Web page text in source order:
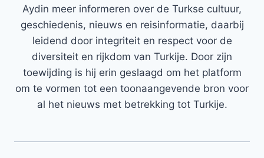
Aydin meer informeren over de Turkse cultuur,
geschiedenis, nieuws en reisinformatie, daarbij
leidend door integriteit en respect voor de
diversiteit en rijkdom van Turkije. Door zijn
toewijding is hij erin geslaagd om het platform
om te vormen tot een toonaangevende bron voor
al het nieuws met betrekking tot Turkije.